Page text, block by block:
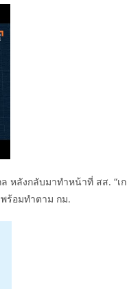
หลังกลับมาทำหน้าที่ สส. “เ
ร้อมทำตาม กม.